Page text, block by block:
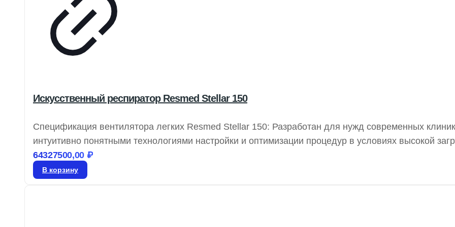
Искусственный респиратор Resmed Stellar 150
Спецификация вентилятора легких Resmed Stellar 150: Разработан для нужд современных
интуитивно понятными технологиями настройки и оптимизации процедур в условиях высокой
обеспечивает надежную вентиляцию для разнообразных пациентов и поддерживает мобильность,
удовлетворяя их респираторные потребности.
64327500,00 ₽
В корзину